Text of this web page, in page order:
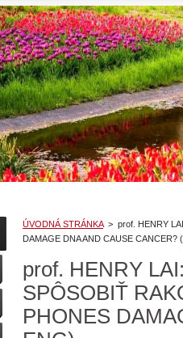
ÚVODNÁ STRÁNKA > prof. HENRY
DAMAGE DNA AND CAUSE CANCER?
prof. HENRY
SPÔSOBIŤ
PHONES